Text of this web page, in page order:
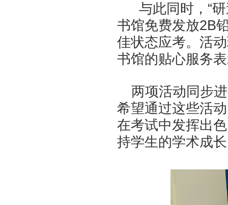
与此同时，“
书馆免费发放2B
佳状态应考。活
书馆的贴心服务
两项活动同步
希望通过这些活
在考试中发挥出
持学生的学术成